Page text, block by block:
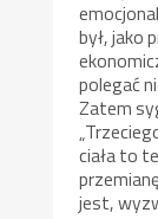
był, jako
polegać
Zatem
ciała to
jest,